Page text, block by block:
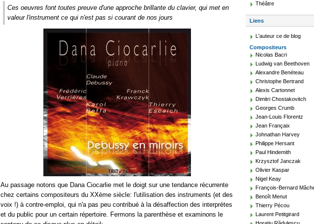
Ces oeuvres font toutes preuve d'une approche brillante du clavier, qui met en
valeur l'instrument ce qui n'est pas si courant de nos jours
Au passage notons que Dana Ciocarlie met le doigt sur une tendance récurrente
chez certains compositeurs du XXème siècle: l'utilisation des instruments (et des
voix !) à contre-emploi, qui n'a pas peu contribué à la désaffection des interprètes
et du public pour un certain répertoire. Fermons la parenthèse et examinons le
Théâtre
Liens
L'auteur ce de blog
Compositeurs
Nicolas Bacri
Ludwig van Beethoven
Alexandre Benéteau
Christophe Bertrand
Alexis Cartonnet
Dimitri Chostakovitch
Georges Crumb
Jean-Louis Florentz
Jean Françaix
Johnathan Harvey
Philippe Hersant
Paul Hindemith
Krzysztof Janczak
Olivier Kaspar
Nigel Keay
François-Bernard
Benoît Menut
Thierry Pécou
Laurent Petitgirard